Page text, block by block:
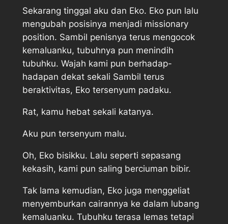
Sekarang tinggal aku dan Eko. Eko pun lalu
mengubah posisinya menjadi missionary
position. Sambil penisnya terus mengocok
kemaluanku, tubuhnya pun menindih
tubuhku. Wajah kami pun berhadap-
hadapan dekat sekali Sambil terus
beraktivitas, Eko tersenyum padaku.
Rat, kamu hebat sekali katanya.
Aku pun tersenyum malu.
Oh, Eko bisikku. Lalu seperti sepasang
kekasih, kami pun saling berciuman bibir.
Tak lama kemudian, Eko juga menggeliat
menyemburkan cairannya ke dalam lubang
kemaluanku. Tubuhku terasa lemas tetapi